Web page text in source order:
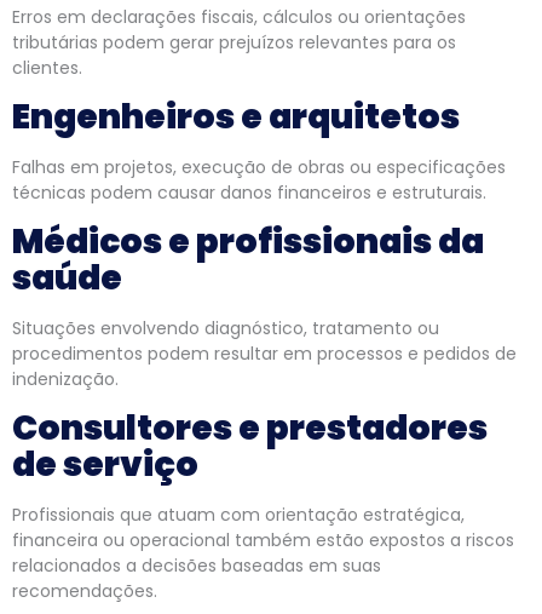
Erros em declarações fiscais, cálculos ou orientações
tributárias podem gerar prejuízos relevantes para os
clientes.
Engenheiros e arquitetos
Falhas em projetos, execução de obras ou especificações
técnicas podem causar danos financeiros e estruturais.
Médicos e profissionais da
saúde
Situações envolvendo diagnóstico, tratamento ou
procedimentos podem resultar em processos e pedidos de
indenização.
Consultores e prestadores
de serviço
Profissionais que atuam com orientação estratégica,
financeira ou operacional também estão expostos a riscos
relacionados a decisões baseadas em suas
recomendações.